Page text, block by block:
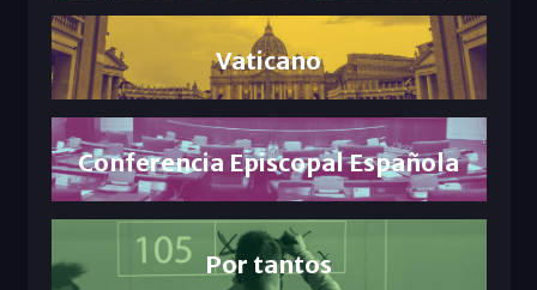
Vaticano
Conferencia Episcopal Española
Por tantos